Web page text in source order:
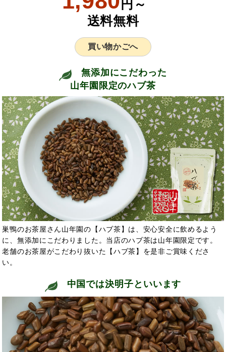
円～
送料無料
買い物かごへ
無添加にこだわった
山年園限定のハブ茶
巣鴨のお茶屋さん山年園の【ハブ茶】は、安心安全に飲めるよう
に、無添加にこだわりました。当店のハブ茶は山年園限定です。
老舗のお茶屋がこだわり抜いた【ハブ茶】を是非ご賞味くださ
い。
中国では決明子といい ます